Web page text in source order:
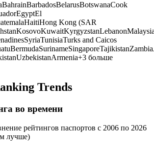
BahrainBarbadosBelarusBotswanaCook
EgyptEl
HaitiHong Kong (SAR
KosovoKuwaitKyrgyzstanLebanon
SyriaTunisiaTurks and Caicos
BermudaSurinameSingaporeTajikistanZambia
UzbekistanArmenia+3 больше
Trends
во времени
рейтингов паспортов с 2006 по 2026
лучше)